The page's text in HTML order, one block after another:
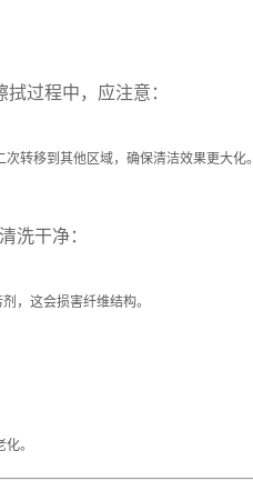
过程中，应注意：
转移到其他区域，确保清洁效果更大化。
洗干净：
，这会损害纤维结构。
。